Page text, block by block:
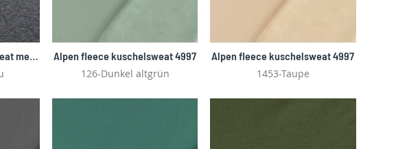
Alpen fleece kuschelsweat melange 4997
Alpen fleece kuschelsweat 4997
126-Dunkel altgrün
Alpen fleece kuschelsweat 4997
1453-Taupe